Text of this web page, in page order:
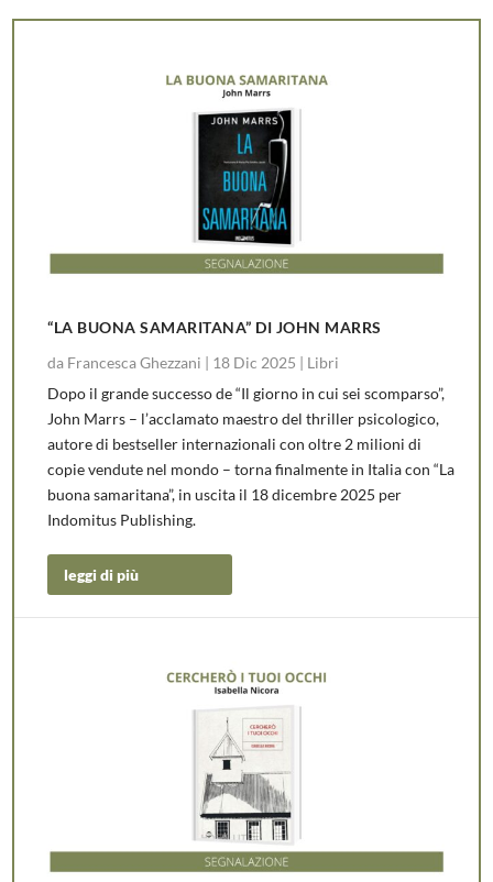
“LA BUONA SAMARITANA” DI JOHN MARRS
da Francesca Ghezzani | 18 Dic 2025 | Libri
Dopo il grande successo de “Il giorno in cui sei scomparso”,
John Marrs – l’acclamato maestro del thriller psicologico,
autore di bestseller internazionali con oltre 2 milioni di
copie vendute nel mondo – torna finalmente in Italia con “La
buona samaritana”, in uscita il 18 dicembre 2025 per
Indomitus Publishing.
leggi di più